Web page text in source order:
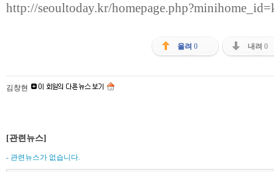
http://seoultoday.kr/
올려 0 내려 0
김창현
[관련뉴스]
- 관련뉴스가 없습니다.